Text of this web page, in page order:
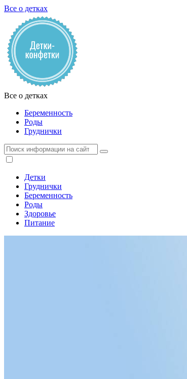
Все о детках
Все о детках
Беременность
Роды
Груднички
Детки
Груднички
Беременность
Роды
Здоровье
Питание